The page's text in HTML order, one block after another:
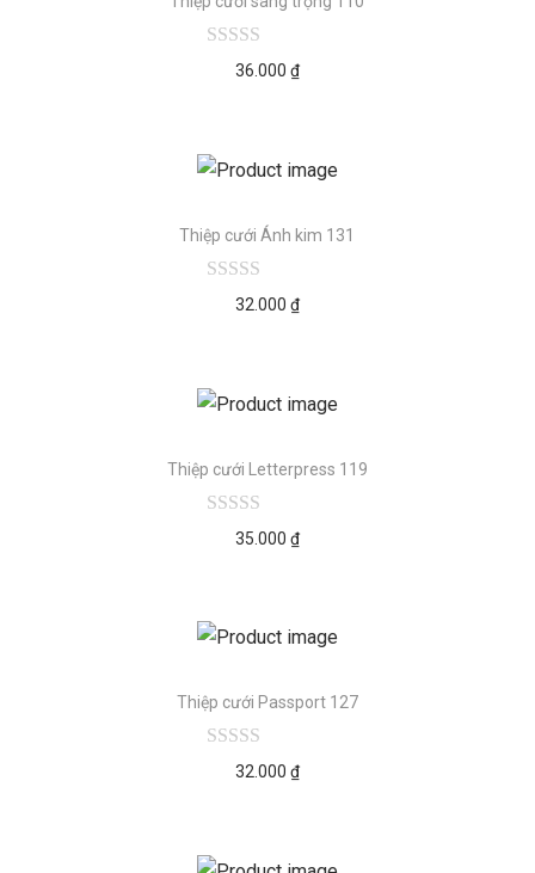
36.000 ₫
Thiệp cưới Ánh kim 131
32.000 ₫
Thiệp cưới Letterpress 119
35.000 ₫
Thiệp cưới Passport 127
32.000 ₫